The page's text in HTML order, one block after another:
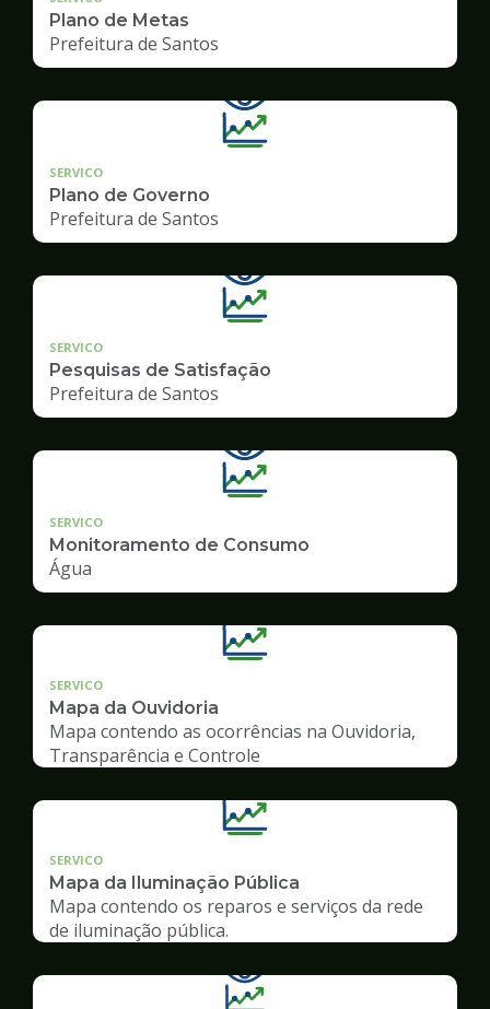
Plano de Metas
Prefeitura de Santos
SERVICO
Plano de Governo
Prefeitura de Santos
SERVICO
Pesquisas de Satisfação
Prefeitura de Santos
SERVICO
Monitoramento de Consumo
Água
SERVICO
Mapa da Ouvidoria
Mapa contendo as ocorrências na Ouvidoria,
Transparência e Controle
SERVICO
Mapa da Iluminação Pública
Mapa contendo os reparos e serviços da rede
de iluminação pública.
Ilustração